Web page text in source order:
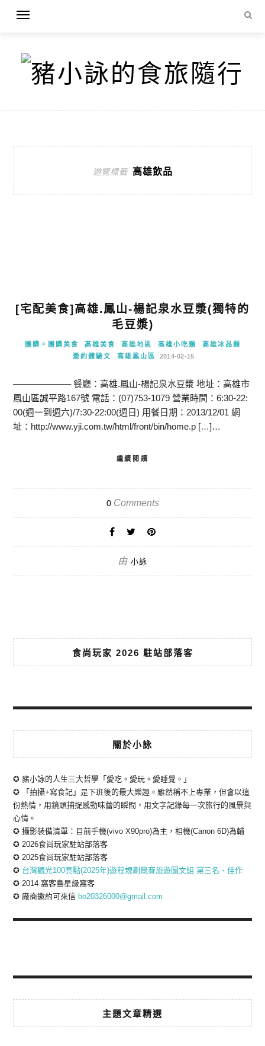
遊覽標籤 高雄飲品
[宅配美食]高雄.鳳山-楊記泉水豆漿(獨特的
毛豆漿)
團購。團購美食 高雄美食 高雄地區 高雄小吃類
高雄冰品類
邀約體驗文
高雄鳳山區 2014-02-15
——————– 餐廳：高雄.鳳山-楊記泉水豆漿 地址：高雄市
鳳山區誠平路167號 電話：(07)753-1079 營業時間：6:30-22:
00(週一到週六)/7:30-22:00(週日) 用餐日期：2013/12/01 網
址：http://www.yji.com.tw/html/front/bin/home.p […]…
繼續閱讀
0Comments
由 小詠
食尚玩家 2026 駐站部落客
關於小詠
✪ 豬小詠的人生三大哲學「愛吃。愛玩。愛睡覺。」
✪ 「拍攝+寫食記」是下班後的最大樂趣。雖然稱不上專業，但會以這
份熱情，用鏡頭捕捉感動味蕾的瞬間，用文字記錄每一次旅行的風景與
心情。
✪ 攝影裝備清單：目前手機(vivo X90pro)為主，相機(Canon 6D)為輔
✪ 2026食尚玩家駐站部落客
✪ 2025食尚玩家駐站部落客
✪ 台灣觀光100亮點(2025年)遊程規劃競賽旅遊圖文組 第三名、佳作
✪ 2014 窩客島星級窩客
✪ 廠商邀約可來信 bo20326000@gmail.com
主題文章精選